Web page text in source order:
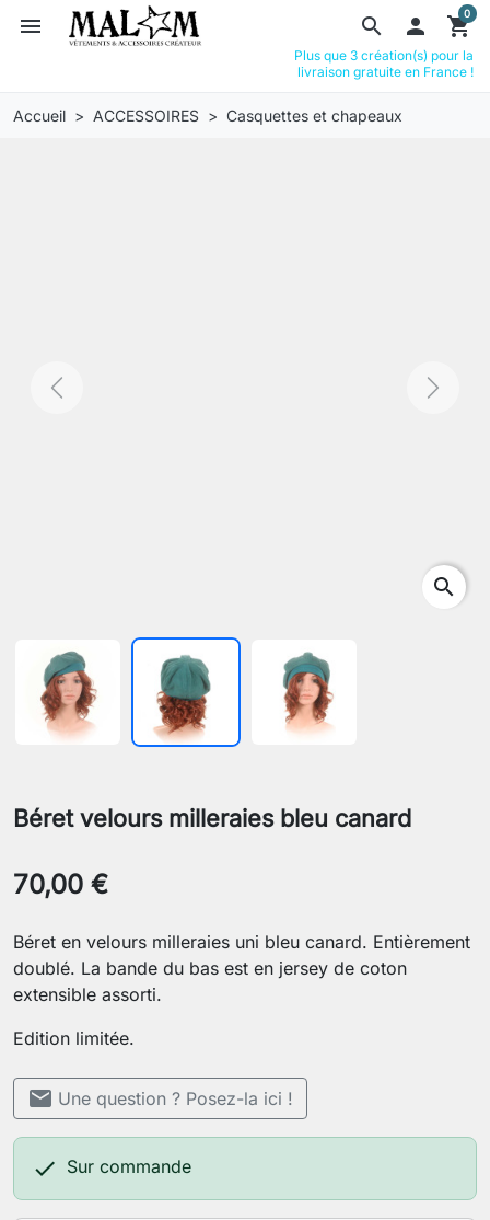
search
menu  shopping_cart
0
Plus que 3 création(s) pour la
livraison gratuite en France !
Accueil ACCESSOIRES Casquettes et chapeaux
Previous Next
search
Béret velours milleraies bleu canard
70,00 €
Béret en velours milleraies uni bleu canard. Entièrement
doublé. La bande du bas est en jersey de coton
extensible assorti.
Edition limitée.
mail Une question ? Posez-la ici !
 Sur commande